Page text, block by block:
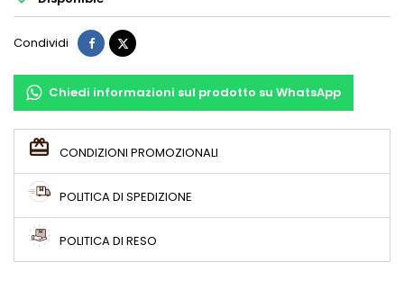
Condividi CondividiTwitta
Chiedi informazioni sul prodotto su WhatsApp
CONDIZIONI PROMOZIONALI
POLITICA DI SPEDIZIONE
POLITICA DI RESO